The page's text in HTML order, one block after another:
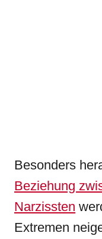
Besonders
Beziehung
Narzissten
Extremen